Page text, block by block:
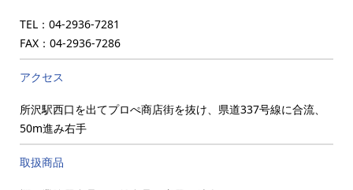
TEL：04-2936-7281
FAX：04-2936-7286
アクセス
所沢駅西口を出てプロぺ商店街を抜け、県道337号線に合流、
50m進み右手
取扱商品